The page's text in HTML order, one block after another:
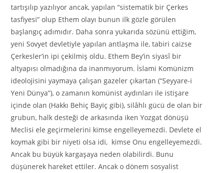
tartışılıp yazılıyor ancak, yapılan “sistematik bir Çerkes
tasfiyesi” olup Ethem olayı bunun ilk gözle görülen
başlangıç adımıdır. Daha sonra yukarıda sözünü ettiğim,
yeni Sovyet devletiyle yapılan antlaşma ile, tabiri caizse
Çerkesler’in ipi çekilmiş oldu. Ethem Bey’in siyasî bir
altyapısı olmadığına da inanmıyorum. İslami Komünizm
ideolojisini yaymaya çalışan gazeler çıkartan (“Seyyare-i
Yeni Dünya”), o zamanın komünist aydınları ile istişare
içinde olan (Hakkı Behiç Bayiç gibi), silâhlı gücü de olan bir
grubun, halk desteği de arkasında iken Yozgat dönüşü
Meclisi ele geçirmelerini kimse engelleyemezdi. Devlete el
koymak gibi bir niyeti olsa idi, kimse Onu engelleyemezdi.
Ancak bu büyük kargaşaya neden olabilirdi. Bunu
düşünerek hareket ettiler. Ancak o dönem sosyalist